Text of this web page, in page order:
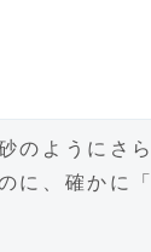
のようにさ
に、確かに